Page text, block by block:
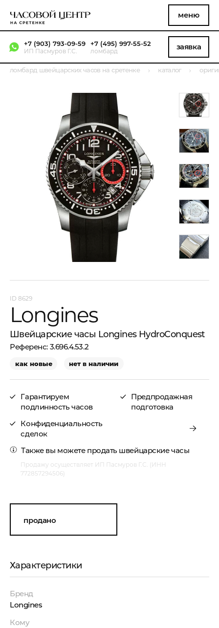
меню
+7 (903) 793-09-59
ИП Пасмуров Г.С.
+7 (495) 997-55-52
ломбард заявка
ломбард швейцарских часов на сретенке каталог
8629
Longines
Швейцарские часы Longines HydroConquest
3.696.4.53.2
как новые нет в наличии
Гарантируем
подлинность часов
Конфиденциальность
сделок
Предпродажная
подготовка
Также вы можете продать швейцарские часы
Продажу осуществляет ИП Пасмуров Г.С. (ИНН
772857294506)
продано
Характеристики
Бренд
Longines
Кому